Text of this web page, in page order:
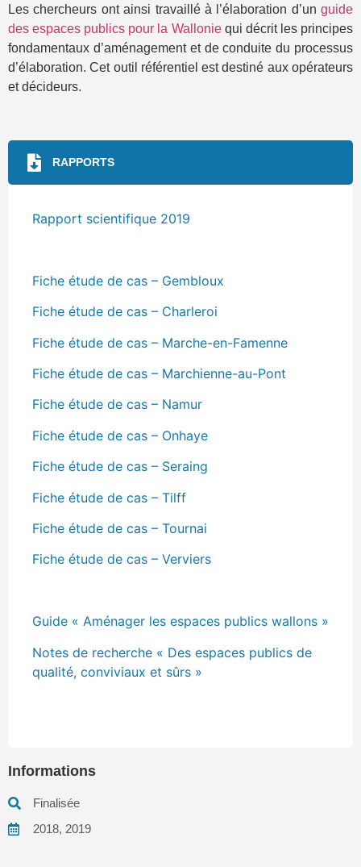
Les chercheurs ont ainsi travaillé à l’élaboration d’un guide
des espaces publics pour la Walloniequi décrit les principes
fondamentaux d’aménagement et de conduite du processus
d’élaboration. Cet outil référentiel est destiné aux opérateurs
et décideurs.
RAPPORTS
Rapport scientifique 2019
Fiche étude de cas – Gembloux
Fiche étude de cas – Charleroi
Fiche étude de cas – Marche-en-Famenne
Fiche étude de cas – Marchienne-au-Pont
Fiche étude de cas – Namur
Fiche étude de cas – Onhaye
Fiche étude de cas – Seraing
Fiche étude de cas – Tilff
Fiche étude de cas – Tournai
Fiche étude de cas – Verviers
Guide « Aménager les espaces publics wallons »
Notes de recherche « Des espaces publics de
qualité, conviviaux et sûrs »
Informations
Finalisée
2018, 2019